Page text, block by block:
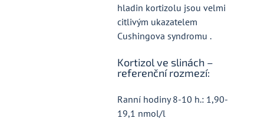
hladin kortizolu jsou velmi
citlivým ukazatelem
Cushingova syndromu .
Kortizol ve slinách –
referenční rozmezí:
Ranní hodiny 8-10 h.: 1,90-
19,1 nmol/l